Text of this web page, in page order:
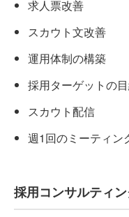
求人票改善
スカウト文改善
運用体制の構築
採用ターゲットの
スカウト配信
週1回のミーティン
採用コンサルティ